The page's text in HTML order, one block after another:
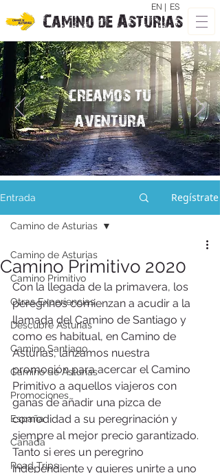
Camino de Asturias
EN | ES
creamos tu
aventura
Entrada Regístrate
Camino de Asturias
Camino Primitivo
Otras Experiencias
Descubre Asturias
Camino Santiago
Camino de Asturias
Promociones
España
Canada
Road Trips
Camino de Asturias
Camino Primitivo 2020
Con la llegada de la primavera, los
peregrinos comienzan a acudir a la
llamada del Camino de Santiago y
como es habitual, en Camino de
Asturias, lanzamos nuestra
promoción para acercar el Camino
Primitivo a aquellos viajeros con
ganas de añadir una pizca de
comodidad a su peregrinación y
siempre al mejor precio garantizado.
Tanto si eres un peregrino
independiente y quieres unirte a uno